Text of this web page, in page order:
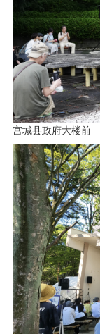
宫城县政府大楼前